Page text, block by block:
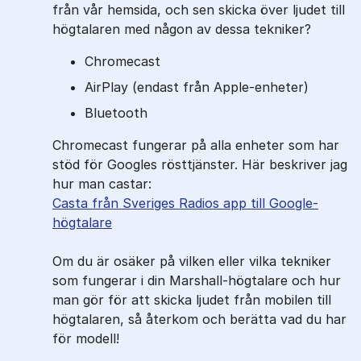
från vår hemsida, och sen skicka över ljudet till
högtalaren med någon av dessa tekniker?
Chromecast
AirPlay (endast från Apple-enheter)
Bluetooth
Chromecast fungerar på alla enheter som har
stöd för Googles rösttjänster. Här beskriver jag
hur man castar:
Casta från Sveriges Radios app till Google-
högtalare
Om du är osäker på vilken eller vilka tekniker
som fungerar i din Marshall-högtalare och hur
man gör för att skicka ljudet från mobilen till
högtalaren, så återkom och berätta vad du har
för modell!